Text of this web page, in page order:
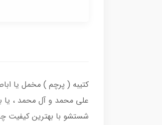
کتیبه ( پرچم ) مخمل یا
علی محمد و آل محمد ، یا
شستشو با بهترین کیفیت